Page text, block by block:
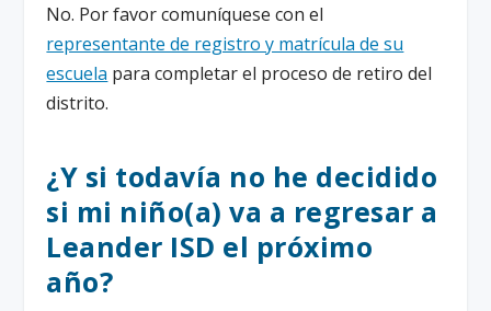
No. Por favor comuníquese con el
representante de registro y matrícula de su
escuela para completar el proceso de retiro del
distrito.
¿Y si todavía no he decidido
si mi niño(a) va a regresar a
Leander ISD el próximo
año?